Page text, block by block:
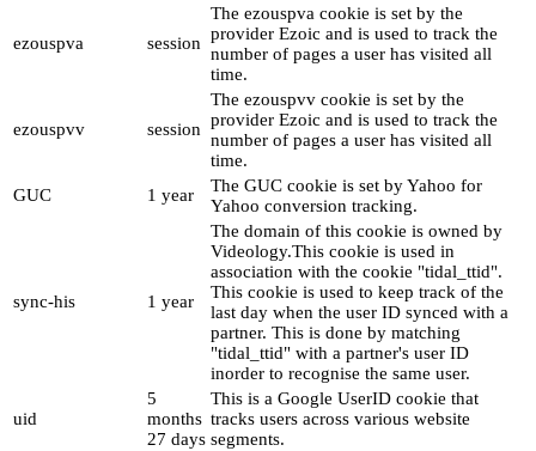
ezouspva session
The ezouspva cookie is set by the
provider Ezoic and is used to track the
number of pages a user has visited all
time.
ezouspvv session
The ezouspvv cookie is set by the
provider Ezoic and is used to track the
number of pages a user has visited all
time.
GUC
1 year
The GUC cookie is set by Yahoo for
Yahoo conversion tracking.
sync-his 1 year
The domain of this cookie is owned by
Videology.This cookie is used in
association with the cookie "tidal_ttid".
This cookie is used to keep track of the
last day when the user ID synced with a
partner. This is done by matching
"tidal_ttid" with a partner's user ID
inorder to recognise the same user.
uid
5
months
27 days
This is a Google UserID cookie that
tracks users across various website
segments.